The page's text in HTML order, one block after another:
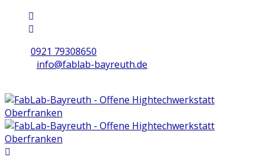
0921 79308650
info@fablab-bayreuth.de